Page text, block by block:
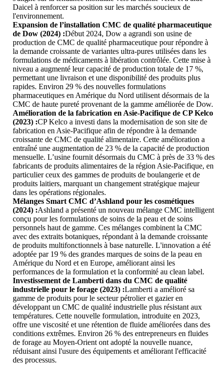
Daicel à renforcer sa position sur les marchés soucieux de
l'environnement.
Expansion de l’installation CMC de qualité pharmaceutique
de Dow (2024) :Début 2024, Dow a agrandi son usine de
production de CMC de qualité pharmaceutique pour répondre à
la demande croissante de variantes ultra-pures utilisées dans les
formulations de médicaments à libération contrôlée. Cette mise à
niveau a augmenté leur capacité de production totale de 17 %,
permettant une livraison et une disponibilité des produits plus
rapides. Environ 29 % des nouvelles formulations
pharmaceutiques en Amérique du Nord utilisent désormais de la
CMC de haute pureté provenant de la gamme améliorée de Dow.
Amélioration de la fabrication en Asie-Pacifique de CP Kelco
(2023) :CP Kelco a investi dans la modernisation de son site de
fabrication en Asie-Pacifique afin de répondre à la demande
croissante de CMC de qualité alimentaire. Cette amélioration a
entraîné une augmentation de 23 % de la capacité de production
mensuelle. L’usine fournit désormais du CMC à près de 33 % des
fabricants de produits alimentaires de la région Asie-Pacifique, en
particulier ceux des gammes de produits de boulangerie et de
produits laitiers, marquant un changement stratégique majeur
dans les opérations régionales.
Mélanges Smart CMC d’Ashland pour les cosmétiques
(2024) :Ashland a présenté un nouveau mélange CMC intelligent
conçu pour les formulations de soins de la peau et de soins
personnels haut de gamme. Ces mélanges combinent la CMC
avec des extraits botaniques, répondant à la demande croissante
de produits multifonctionnels à base naturelle. L'innovation a été
adoptée par 19 % des grandes marques de soins de la peau en
Amérique du Nord et en Europe, améliorant ainsi les
performances de la formulation et la conformité au clean label.
Investissement de Lamberti dans du CMC de qualité
industrielle pour le forage (2023) :Lamberti a amélioré sa
gamme de produits pour le secteur pétrolier et gazier en
développant un CMC de qualité industrielle plus résistant aux
températures. Cette nouvelle formulation, introduite en 2023,
offre une viscosité et une rétention de fluide améliorées dans des
conditions extrêmes. Environ 26 % des entrepreneurs en fluides
de forage au Moyen-Orient ont adopté la nouvelle nuance,
réduisant ainsi l'usure des équipements et améliorant l'efficacité
des processus.